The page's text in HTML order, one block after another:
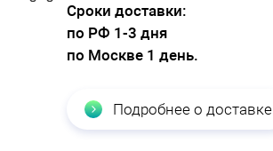
Cроки доставки:
по РФ 1-3 дня
по Москве 1 день.
Подробнее о доставке